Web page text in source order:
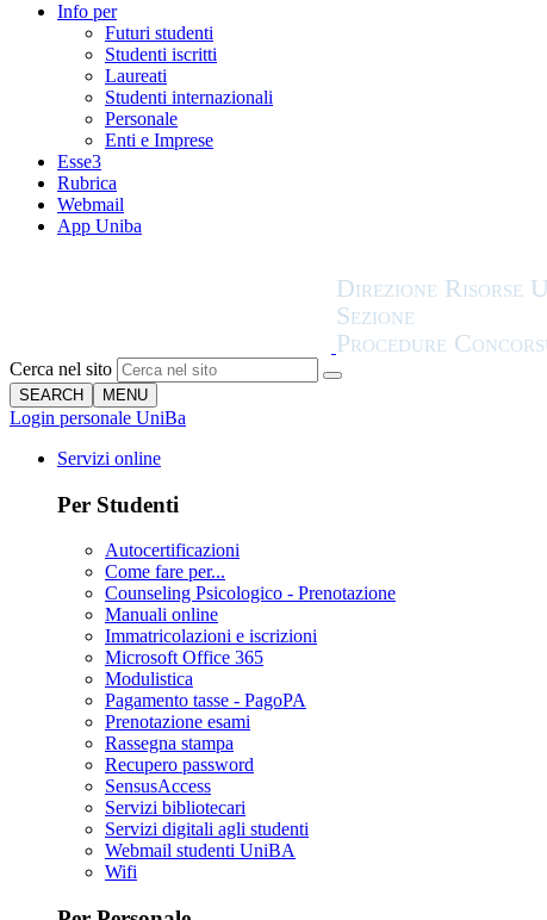
Info per
Futuri studenti
Studenti iscritti
Laureati
Studenti internazionali
Personale
Enti e Imprese
Esse3
Rubrica
Webmail
App Uniba
Cerca nel sito
SEARCH MENU
Login personale UniBa
Servizi online
Per Studenti
Autocertificazioni
Come fare per...
Counseling Psicologico - Prenotazione
Manuali online
Immatricolazioni e iscrizioni
Microsoft Office 365
Modulistica
Pagamento tasse - PagoPA
Prenotazione esami
Rassegna stampa
Recupero password
SensusAccess
Servizi bibliotecari
Servizi digitali agli studenti
Webmail studenti UniBA
Wifi